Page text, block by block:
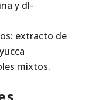
y dl-
extracto de
mixtos.